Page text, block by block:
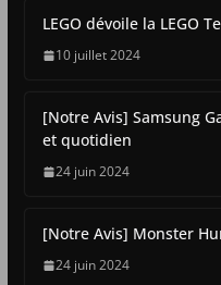
LEGO dévoile la LEGO
10 juillet 2024
[Notre Avis] Samsung
et quotidien
24 juin 2024
[Notre Avis] Monster
24 juin 2024